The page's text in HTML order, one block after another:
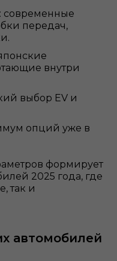
: современные
передач,
внутри
выбор EV и
опций уже в
формирует
2025 года, где
так и
автомобилей